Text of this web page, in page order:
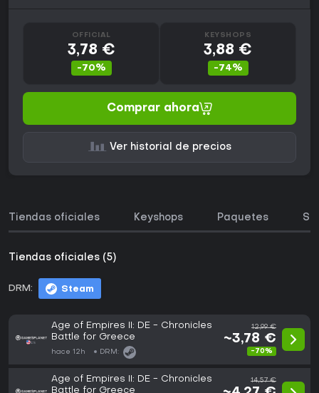
OFFICIAL
3,78 €
-70%
KEYSHOPS
3,88 €
-74%
Comprar ahora
Ver historial de precios
Tiendas oficiales Keyshops Paquetes
Tiendas oficiales (5)
DRM: Steam
Age of Empires II: DE - Chronicles
Battle for Greece
hace 12h DRM:
12,99 €
~3,78 €
-70%
Age of Empires II: DE - Chronicles
Battle for Greece
14,57 €